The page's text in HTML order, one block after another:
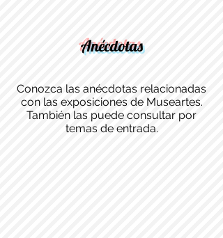
Anécdotas
Conozca las anécdotas relacionadas
con las exposiciones de Museartes.
También las puede consultar por
temas de entrada.